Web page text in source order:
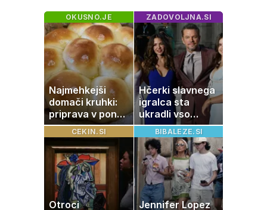
OKUSNO.JE
Najmehkejši
domači kruhki:
priprava v ponvi
je trik za popoln
rezultat
ZADOVOLJNA.SI
Hčerki slavnega
igralca sta
ukradli vso
pozornost
CEKIN.SI
Otroci
BIBALEZE.SI
Jennifer Lopez